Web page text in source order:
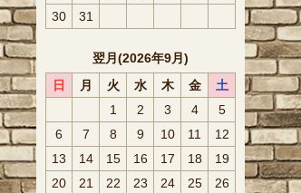
30
31
翌月(2026年9月)
日
月 火 水 木 金
土
1
2 3 4
5
6
7 8 9 10 11
12
13
14 15 16 17 18
19
20
21 22 23 24 25
26